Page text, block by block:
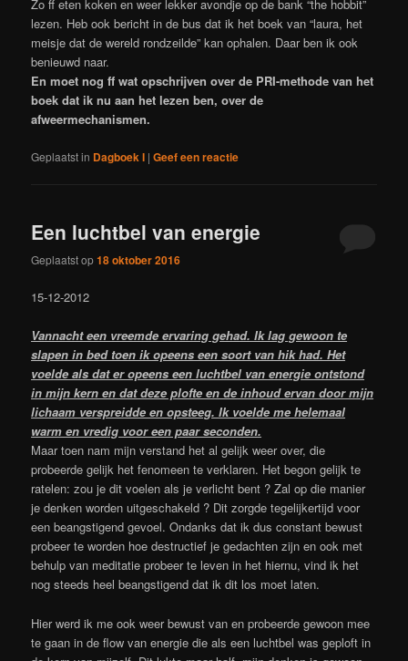
Zo ff eten koken en weer lekker avondje op de bank “the hobbit”
lezen. Heb ook bericht in de bus dat ik het boek van “laura, het
meisje dat de wereld rondzeilde” kan ophalen. Daar ben ik ook
benieuwd naar.
En moet nog ff wat opschrijven over de PRI-methode van het
boek dat ik nu aan het lezen ben, over de
afweermechanismen.
Geplaatst in Dagboek I |Geef een reactie
Een luchtbel van energie
Geplaatst op18 oktober 2016
15-12-2012
Vannacht een vreemde ervaring gehad. Ik lag gewoon te
slapen in bed toen ik opeens een soort van hik had. Het
voelde als dat er opeens een luchtbel van energie ontstond
in mijn kern en dat deze plofte en de inhoud ervan door mijn
lichaam verspreidde en opsteeg. Ik voelde me helemaal
warm en vredig voor een paar seconden.
Maar toen nam mijn verstand het al gelijk weer over, die
probeerde gelijk het fenomeen te verklaren. Het begon gelijk te
ratelen: zou je dit voelen als je verlicht bent ? Zal op die manier
je denken worden uitgeschakeld ? Dit zorgde tegelijkertijd voor
een beangstigend gevoel. Ondanks dat ik dus constant bewust
probeer te worden hoe destructief je gedachten zijn en ook met
behulp van meditatie probeer te leven in het hiernu, vind ik het
nog steeds heel beangstigend dat ik dit los moet laten.
Hier werd ik me ook weer bewust van en probeerde gewoon mee
te gaan in de flow van energie die als een luchtbel was geploft in